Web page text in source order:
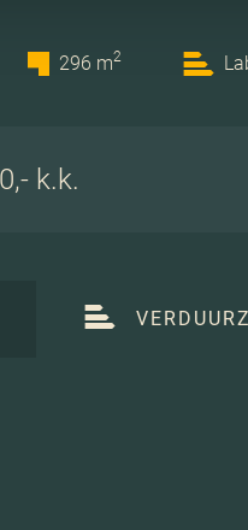
296 m2
k.k.